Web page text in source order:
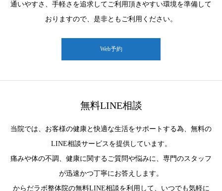
通いやすさ、手軽さを追求してご利用頂きやすい環境を準備して
おりますので、是非ともご利用ください。
Web予約
無料LINE相談
当院では、お客様の健康と快適な生活をサポートする為、無料の
LINE相談サービスを提供しています。
痛みや体の不調、健康に関するご質問や悩みに、専門のスタッフ
が迅速かつ丁寧にお答えします。
からだラボ整体院の無料LINE相談を利用して、いつでも気軽に